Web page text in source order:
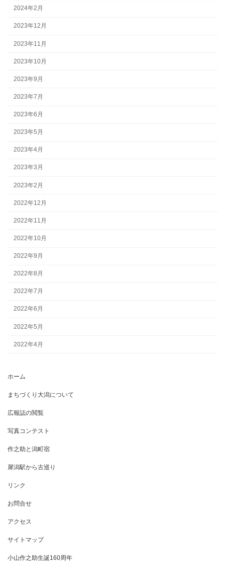
2024年2月
2023年12月
2023年11月
2023年10月
2023年9月
2023年7月
2023年6月
2023年5月
2023年4月
2023年3月
2023年2月
2022年12月
2022年11月
2022年10月
2022年9月
2022年8月
2022年7月
2022年6月
2022年5月
2022年4月
ホーム
まちづくり大潟について
広報誌の閲覧
写真コンテスト
作之助と潟町宿
犀潟駅から古巡り
リンク
お問合せ
アクセス
サイトマップ
小山作之助生誕160周年